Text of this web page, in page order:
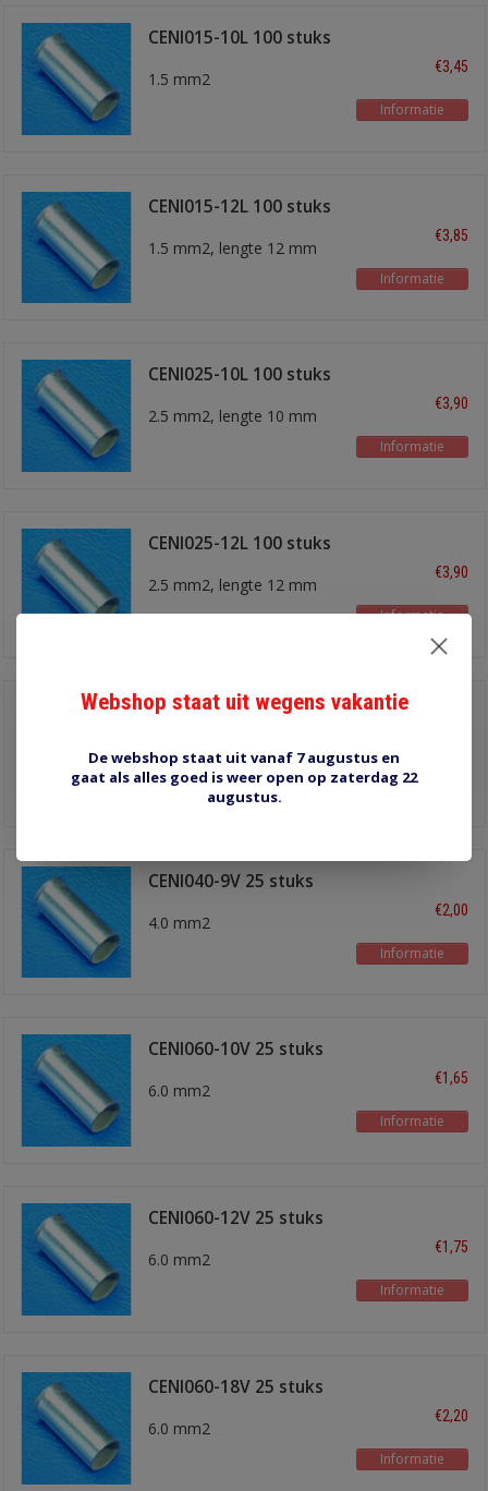
CENI015-10L 100 stuks
1.5 mm2
€3,45
Informatie
CENI015-12L 100 stuks
1.5 mm2, lengte 12 mm
€3,85
Informatie
CENI025-10L 100 stuks
2.5 mm2, lengte 10 mm
€3,90
Informatie
CENI025-12L 100 stuks
2.5 mm2, lengte 12 mm
€3,90
Informatie
CENI040-12M 50 stuks
4.0 mm2
Informatie
CENI040-9V 25 stuks
4.0 mm2
€2,00
Informatie
CENI060-10V 25 stuks
6.0 mm2
€1,65
Informatie
CENI060-12V 25 stuks
6.0 mm2
€1,75
Informatie
CENI060-18V 25 stuks
6.0 mm2
€2,20
Informatie
Webshop staat uit wegens vakantie
De webshop staat uit vanaf 7 augustus en
gaat als alles goed is weer open op zaterdag 22
augustus.